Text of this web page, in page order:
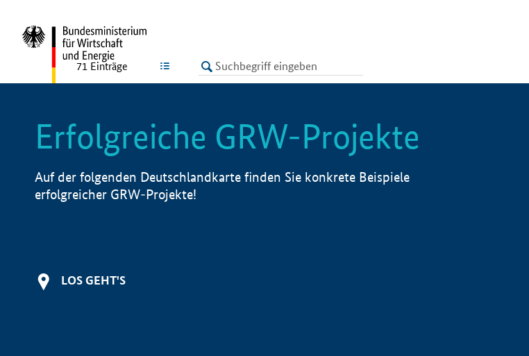
LISTE
71 Einträge
Erfolgreiche GRW-Projekte
Auf der folgenden Deutschlandkarte finden Sie konkrete Beispiele
erfolgreicher GRW-Projekte!
LOS GEHT'S